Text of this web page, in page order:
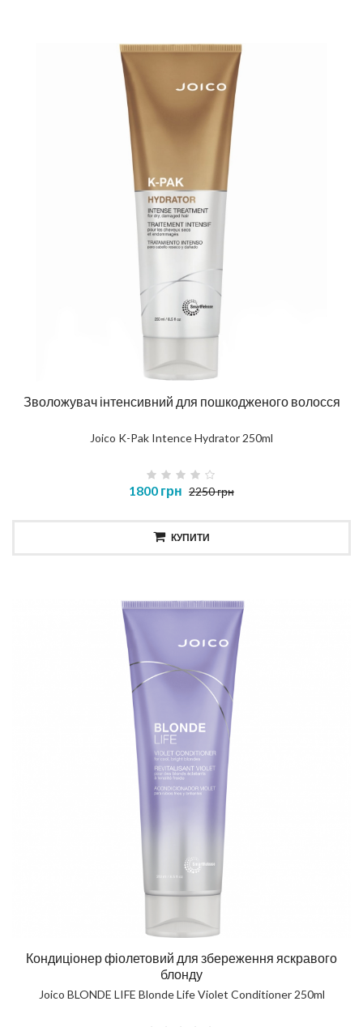
Зволожувач інтенсивний для пошкодженого волосся
Joico K-Pak Intence Hydrator 250ml
1800 грн 2250 грн
КУПИТИ
Кондиціонер фіолетовий для збереження яскравого
блонду
Joico BLONDE LIFE Blonde Life Violet Conditioner 250ml